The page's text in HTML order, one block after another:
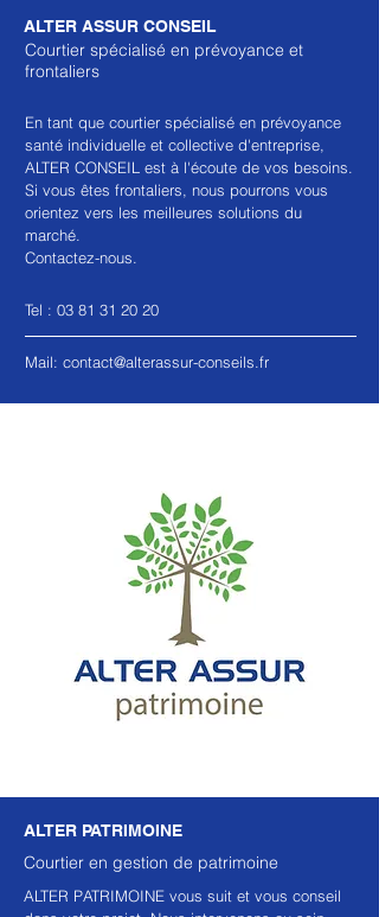
ALTER ASSUR CONSEIL
Courtier spécialisé en prévoyance et
frontaliers
En tant que courtier spécialisé en prévoyance
santé individuelle et collective d'entreprise,
ALTER CONSEIL est à l'écoute de vos besoins.
Si vous êtes frontaliers, nous pourrons vous
orientez vers les meilleures solutions du
marché.
Contactez-nous.
Tel : 03 81 31 20 20
Mail: contact@alterassur-conseils.fr
ALTER PATRIMOINE
Courtier en gestion de patrimoine
ALTER PATRIMOINE vous suit et vous conseil